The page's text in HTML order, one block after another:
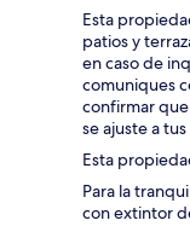
Esta
patios y
en caso de
comuniques
confirmar
se ajuste a
Esta
Para la
con extintor